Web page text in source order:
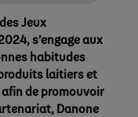
Jeux
s’engage aux
habitudes
laitiers et
afin de promouvoir
Danone